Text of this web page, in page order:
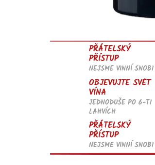
PŘÁTELSKÝ
PŘÍSTUP
NEJSME VINNÍ SNOBI
OBJEVUJTE SVĚT
VÍNA
JEDNODUŠE PO 6-TI
LAHVÍCH
PŘÁTELSKÝ
PŘÍSTUP
NEJSME VINNÍ SNOBI